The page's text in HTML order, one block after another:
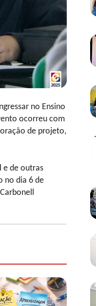
no Ensino
ocorreu com
de projeto,
e de outras
no dia 6 de